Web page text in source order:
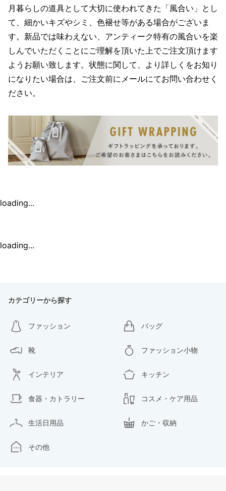
月暮らしの道具として大切に使われてきた「風合い」とし
て、細かいキズやシミ、色褪せ等がある場合がございま
す。新品では味わえない、アンティーク特有の風合いを楽
しんでいただくことにご理解を頂いた上でご注文頂けます
ようお願い致します。状態に関して、より詳しくをお知り
になりたい場合は、ご注文前にメールにてお問い合わせく
ださい。
loading...
loading...
カテゴリーから探す
ファッション バッグ
靴 ファッション小物
インテリア キッチン
食器・カトラリー コスメ・ケア用品
生活日用品 かご・収納
その他